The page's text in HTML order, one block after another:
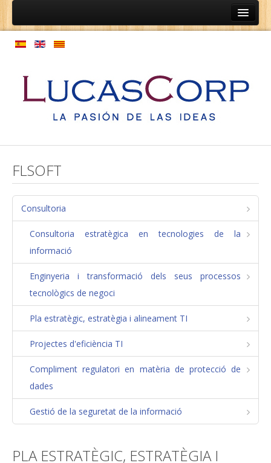
Inici
Programes de coaching
Programes d'orientació professional
Empreses
Estructura laboral
Mapa de processos
Estratègies d'operació i manteniment
Gestió de la diversitat
Comunitats de pràctica. Excel·lència en la formació
Responsabilitat social corporativa
Creixement
Equilibri personal
Anàlisi organitzacional. Model d'excel·lència
FLSOFT
Consultoria
Consultoria estratègica en tecnologies de la
informació
Enginyeria i transformació dels seus processos
tecnològics de negoci
Pla estratègic, estratègia i alineament TI
Projectes d'eficiència TI
Compliment regulatori en matèria de protecció de
dades
Gestió de la seguretat de la informació
PLA ESTRATÈGIC, ESTRATÈGIA I